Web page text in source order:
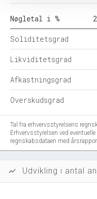
Nøgletal i %
Soliditetsgrad
Likviditetsgrad
Afkastningsgrad
Overskudsgrad
Tal fra erhvervsstyrelsens
Erhvervsstyrelsen ved
regnskabsdataen med
show_chart Udvikling i antal